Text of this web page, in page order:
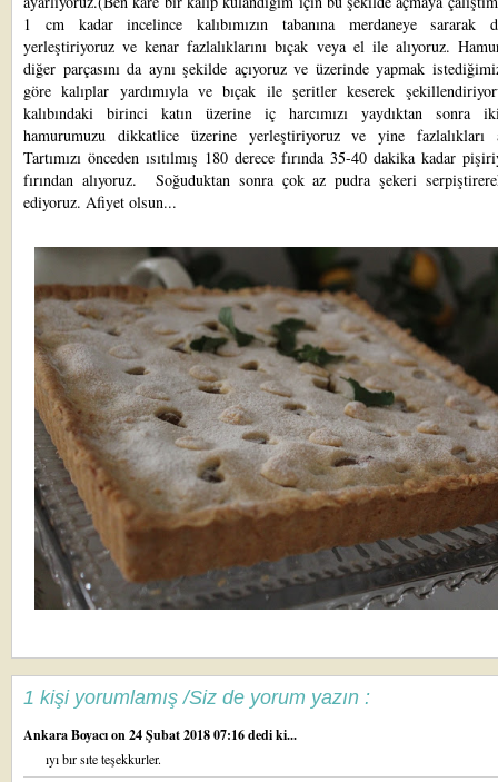
1 cm kadar incelince kalıbımızın tabanına merdaneye sararak
yerleştiriyoruz ve kenar fazlalıklarını bıçak veya el ile alıyoruz.
diğer parçasını da aynı şekilde açıyoruz ve üzerinde yapmak
göre kalıplar yardımıyla ve bıçak ile şeritler keserek
kalıbındaki birinci katın üzerine iç harcımızı yaydıktan sonra
hamurumuzu dikkatlice üzerine yerleştiriyoruz ve yine fazlalıkları
Tartımızı önceden ısıtılmış 180 derece fırında 35-40 dakika kadar
fırından alıyoruz. Soğuduktan sonra çok az pudra şekeri
ediyoruz. Afiyet olsun...
1 kişi yorumlamış /Siz de yorum yazın :
Ankara Boyacıon 24 Şubat 2018 07:16 dedi ki...
ıyı bır sıte teşekkurler.